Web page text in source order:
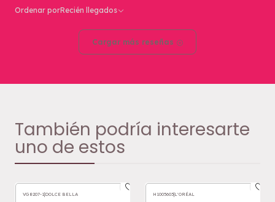
Ordenar porRecién llegados
Cargar más reseñas
También podría interesarte
uno de estos
VG8207-1|DOLCE BELLA H1005603|L'ORÉAL